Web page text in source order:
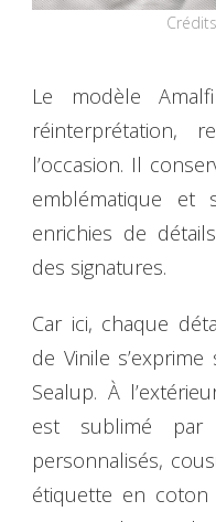
Le modèle
réinterprétation,
l’occasion. Il
emblématique et
enrichies de
des signatures.
Car ici, chaque
de Vinile s’exprime
Sealup. À
est sublimé
personnalisés,
étiquette en coton